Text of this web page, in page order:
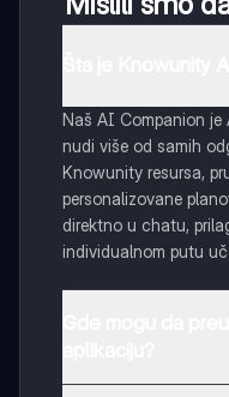
Naš AI Companion
nudi više od samih
Knowunity resursa,
personalizovane
direktno u chatu,
individualnom putu